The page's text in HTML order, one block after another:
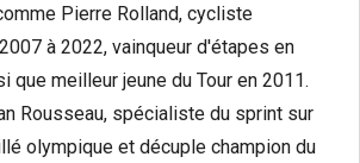
Pierre Rolland, cycliste
à 2022, vainqueur d'étapes en
que meilleur jeune du Tour en 2011.
Rousseau, spécialiste du sprint sur
olympique et décuple champion du